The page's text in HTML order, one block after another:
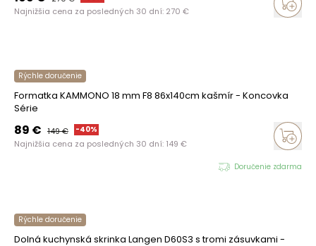
Najnižšia cena za posledných 30 dní: 270 €
Rýchle doručenie
Formatka KAMMONO 18 mm F8 86x140cm kašmír - Koncovka
Série
89 € 149€ -40%
Najnižšia cena za posledných 30 dní: 149 €
Doručenie zdarma
Rýchle doručenie
Dolná kuchynská skrinka Langen D60S3 s tromi zásuvkami -